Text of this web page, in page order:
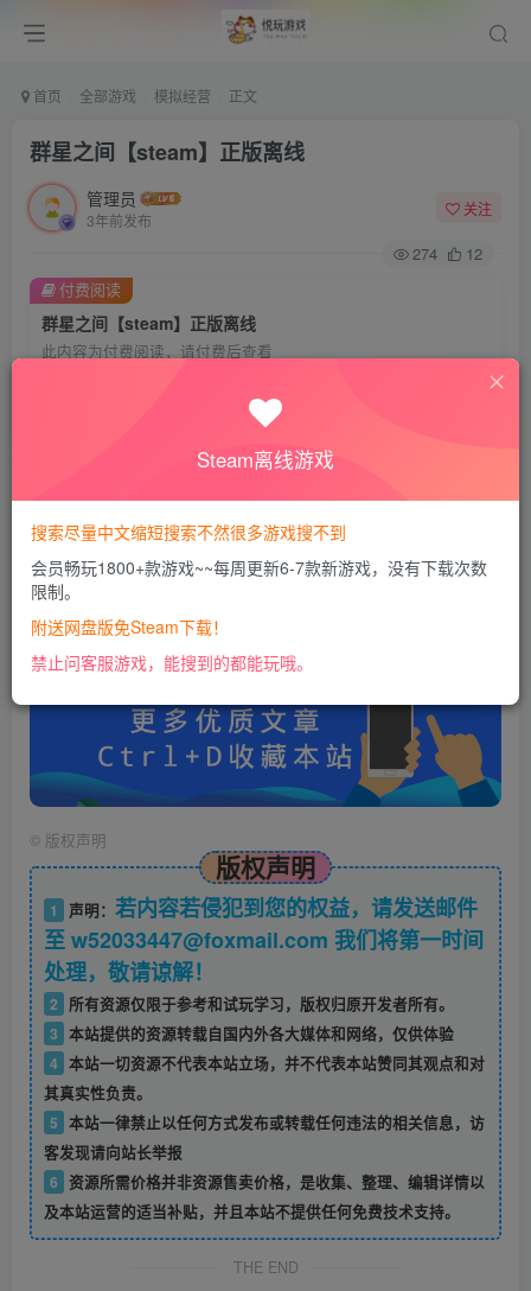
首页 全部游戏 模拟经营 正文
群星之间【steam】正版离线
管理员
3年前发布
关注
274 12
群星之间【steam】正版离线
此内容为付费阅读，请付费后查看
悦玩币 8
免费
您当前未登录！建议登陆后购买，可保存购买订单
付费阅读
账号密码错误或需要验证码，进售后扣裙1050974489
使用教程：
https://docs.qq.com/doc/DU0VHUUFRS2xDa1Jp
© 版权声明
版权声明
1 声明： 若内容若侵犯到您的权益，请发送邮件
至 w52033447@foxmail.com 我们将第一时间
处理，敬请谅解！
2
所有资源仅限于参考和试玩学习，版权归原开发者所有。
3 本站提供的资源转载自国内外各大媒体和网络，仅供体验
4 本站一切资源不代表本站立场，并不代表本站赞同其观点和对
其真实性负责。
5 本站一律禁止以任何方式发布或转载任何违法的相关信息，访
客发现请向站长举报
6
资源所需价格并非资源售卖价格，是收集、整理、编辑详情以
及本站运营的适当补贴，并且本站不提供任何免费技术支持。
THE END
Steam离线游戏
搜索尽量中文缩短搜索不然很多游戏搜不到
会员畅玩1800+款游戏~~每周更新6-7款新游戏，没有下载次数
限制。
附送网盘版免Steam下载！
禁止问客服游戏，能搜到的都能玩哦。